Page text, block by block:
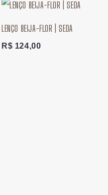
LENÇO BEIJA-FLOR | SEDA
R$ 124,00